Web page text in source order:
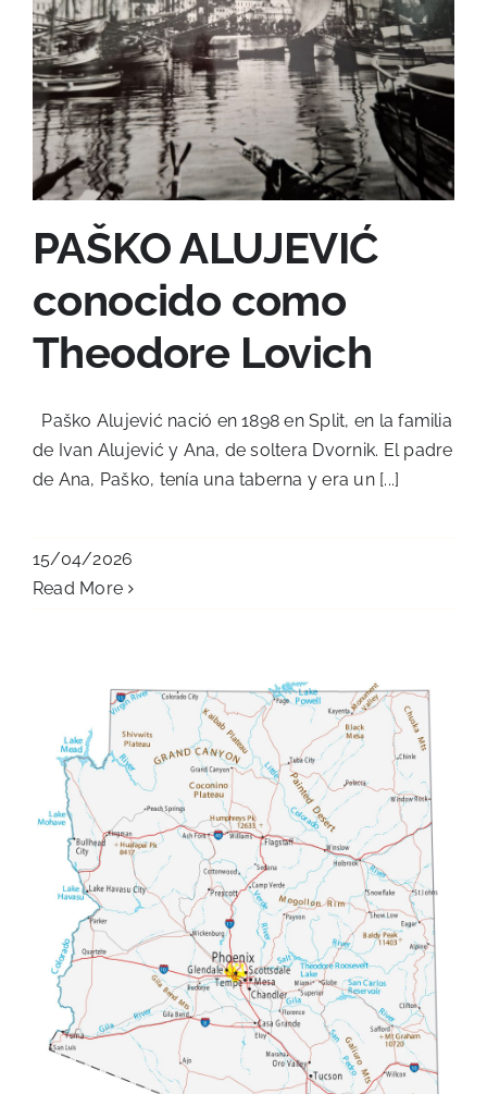
PAŠKO ALUJEVIĆ
conocido como
Theodore Lovich
Paško Alujević nació en 1898 en Split, en la familia
de Ivan Alujević y Ana, de soltera Dvornik. El padre
de Ana, Paško, tenía una taberna y era un [...]
15/04/2026
Read More